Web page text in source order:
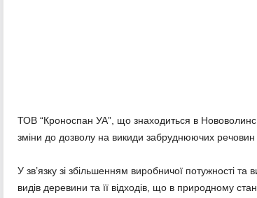
ТОВ “Кроноспан УА”, що знаходиться в
зміни до дозволу на викиди забруднюючих речовин
У зв’язку зі збільшенням виробничої потужності
видів деревини та її відходів, що в природному